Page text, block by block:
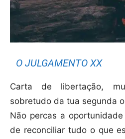
O JULGAMENTO XX
Carta de libertação,
sobretudo da tua segunda
Não percas a
de reconciliar tudo o que